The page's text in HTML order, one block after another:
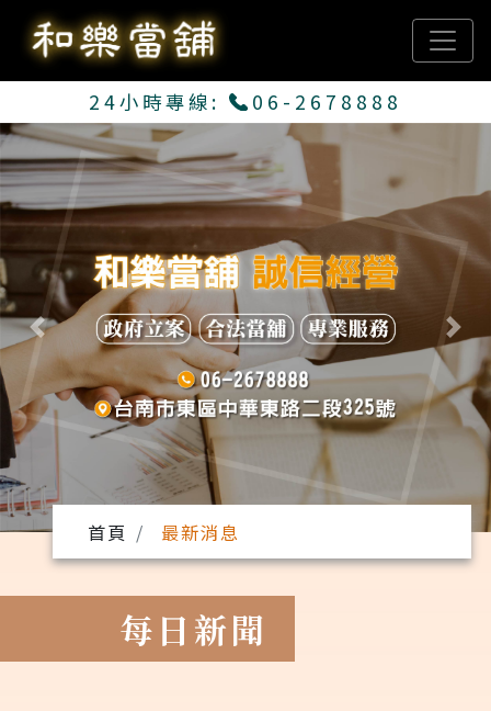
24小時專線: 06-2678888
Previous Next
首頁 最新消息
每日新聞